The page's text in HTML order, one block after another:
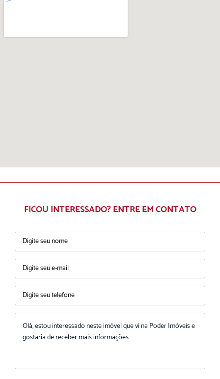
FICOU INTERESSADO? ENTRE EM CONTATO